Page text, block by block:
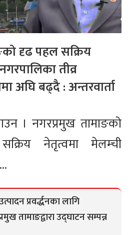
दृढ पहल सक्रिय
तीव्र
अघि बढ्दै : अन्तरवार्ता
। नगरप्रमुख तामाङको
नेतृत्वमा मेलम्ची
प्रवर्द्धनका लागि
तामाङद्वारा उद्घाटन सम्पन्न